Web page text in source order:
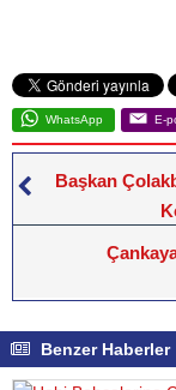
WhatsApp E-
Başkan
Benzer Haberler